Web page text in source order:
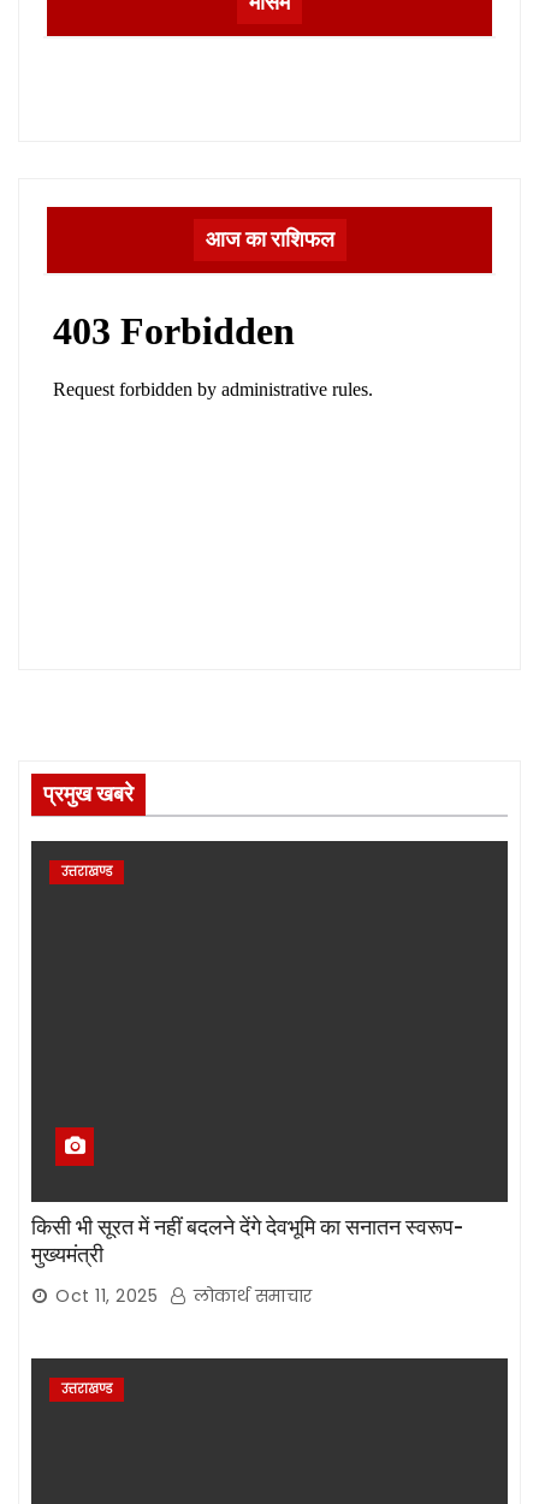
आज का राशिफल
प्रमुख खबरे
उत्तराखण्ड
किसी भी सूरत में नहीं बदलने देंगे देवभूमि का सनातन स्वरूप-
मुख्यमंत्री
Oct 11, 2025 लोकार्थ समाचार
उत्तराखण्ड